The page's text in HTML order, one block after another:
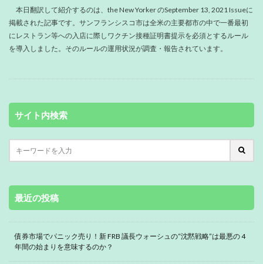
本日翻訳して紹介するのは、the New Yorker のSeptember 13, 2021 Issueに
掲載された記事です。サンフランシスコ市は全米の主要都市の中で一番最初
にレストラン等への入店に際しワクチン接種証明書提示を必須とするルール
を導入しました。そのルールの運用状況が調査・報告されています。
サイト内検索
最近の投稿
債券市場でパニック売り！新 FRB 議長ウォーシュの“沈黙戦略”は最悪の 4
年間の始まりを意味するのか？